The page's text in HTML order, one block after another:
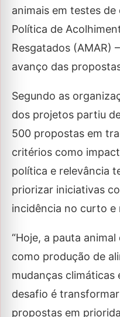
animais em testes
Política de
Resgatados (AMAR)
avanço das
Segundo as
dos projetos partiu
500 propostas em
critérios como
política e relevância
priorizar iniciativas
incidência no curto e
“Hoje, a pauta
como produção de
mudanças climáticas
desafio é
propostas em